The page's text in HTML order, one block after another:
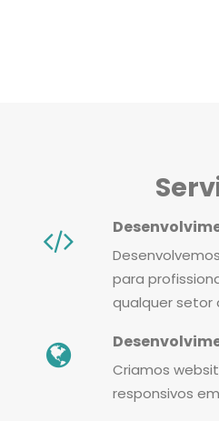
para
qualquer setor
Criamos
responsivos